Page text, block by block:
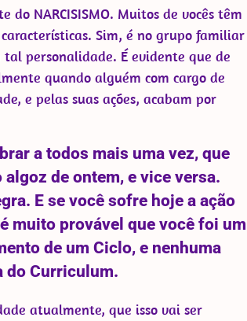
do NARCISISMO. Muitos de vocês têm
Sim, é no grupo familiar
tal personalidade. É evidente que de
quando alguém com cargo de
e pelas suas ações, acabam por
a todos mais uma vez, que
de ontem, e vice versa.
E se você sofre hoje a ação
muito provável que você foi um
de um Ciclo, e nenhuma
do Curriculum.
atualmente, que isso vai ser